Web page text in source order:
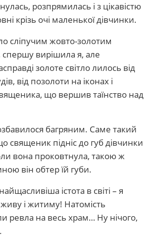
розпрямилась і з цікавістю
крізь очі маленької дівчинки.
сліпучим жовто-золотим
спершу вирішила я, але
золоте світло лилось від
від позолоти на іконах і
що вершив таїнство над
багряним. Саме такий
священик підніс до губ дівчинки
вона проковтнула, такою ж
він обтер їй губи.
істота в світі – я
і житиму! Натомість
ревла на весь храм… Ну нічого,